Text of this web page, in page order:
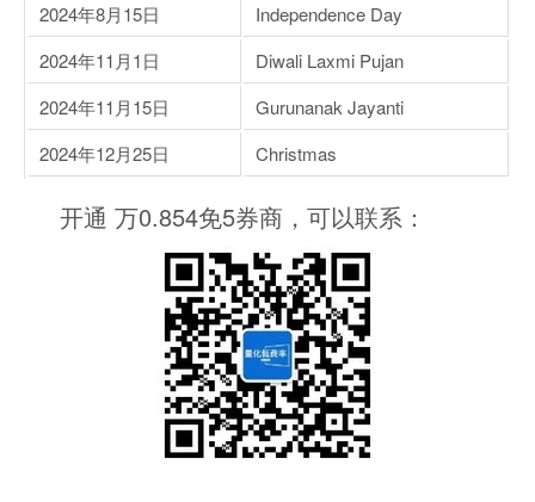
2024年8月15日
Independence Day
2024年11月1日
Diwali Laxmi Pujan
2024年11月15日
Gurunanak Jayanti
2024年12月25日
Christmas
开通 万0.854免5券商，可以联系：